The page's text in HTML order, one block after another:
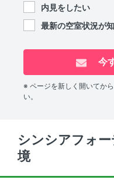
内見をしたい
最新の空室状況が
今
※ ページを新しく開いてか
い。
シンシアフォ
境